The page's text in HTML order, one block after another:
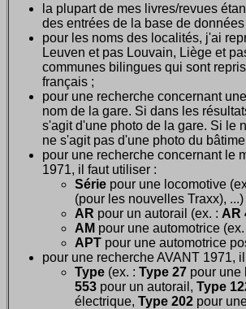
la plupart de mes livres/revues
des entrées de la base de
pour les noms des localités, j'ai
Leuven et pas Louvain, Liège et
communes bilingues qui sont
français ;
pour une recherche concernant
nom de la gare. Si dans les
s'agit d'une photo de la gare. Si le
ne s'agit pas d'une photo du
pour une recherche concernant le
1971, il faut utiliser :
Série pour une locomotive
(pour les nouvelles Traxx), ...)
AR pour un autorail (ex. : AR
AM pour une automotrice (ex.
APT pour une automotrice
pour une recherche AVANT 1971,
Type (ex. : Type 27 pour une
553 pour un autorail, Type
électrique, Type 202 pour